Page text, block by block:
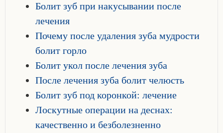
Болит зуб при накусывании после
лечения
Почему после удаления зуба мудрости
болит горло
Болит укол после лечения зуба
После лечения зуба болит челюсть
Болит зуб под коронкой: лечение
Лоскутные операции на деснах:
качественно и безболезненно